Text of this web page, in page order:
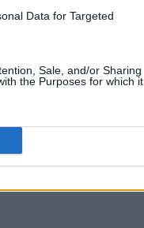
Data for Targeted
Sale, and/or Sharing
the Purposes for which it